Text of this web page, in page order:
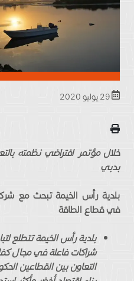
خلال مؤتمر افتراضي نظمته
بدبي
بلدية رأس الخيمة تبحث مع
في قطاع الطاقة
بلدية رأس الخيمة تتطلع
شراكات فاعلة في مجال
التعاون بين القطاعين